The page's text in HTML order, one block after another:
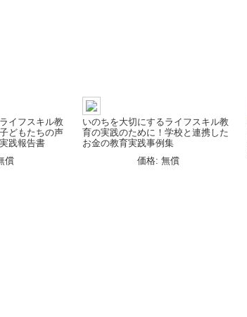
イフスキル教
どもたちの声
践報告書
償
いのちを大切にするライフスキル教
育の実践のために！学校と連携した
お金の教育実践事例集
価格: 無償